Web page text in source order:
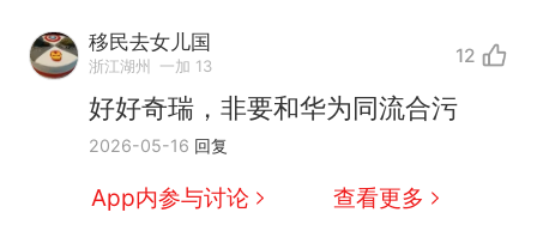
移民去女儿国
浙江湖州 一加 13 12
好好奇瑞，非要和华为同流合污
2026-05-16 回复
App内参与讨论 查看更多
热
“不想干了特提出辞职”，疑
似南京大学数院院长辞职信流
传，院方回应：喻良教授已卸
任院长一职，不清楚辞职信来
源；曾用手绘图做头像
新
费大厨“全国小炒肉大王”称
号，仅凭视频评出？中国烹饪
协会回应
男子上山采菌偶然发现鸡枞菌